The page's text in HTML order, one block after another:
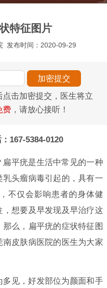
特征图片
发布时间：2020-09-29
击加密提交，医生将立
费 ，请放心接听！
167-5384-0120
平疣是生活中常见的一种
头瘤病毒引起的，具有一
不仅会影响患者的身体健
想要及早发现及早治疗这
么，扁平疣的症状特征图
皮肤病医院的医生为大家
见，好发部位为颜面和手